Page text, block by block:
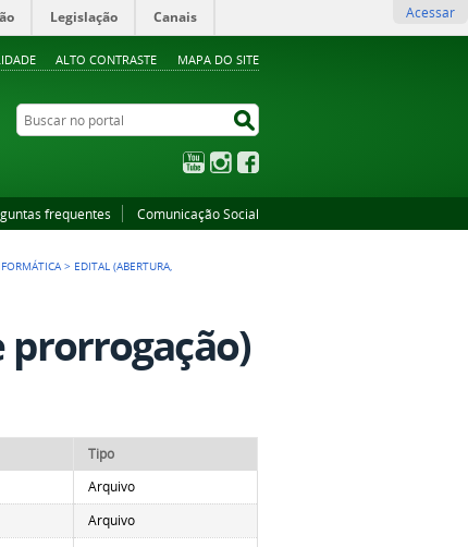
ALTO CONTRASTE MAPA DO SITE
Legislação Canais Acessar
Buscar no portal
YouTubeInstagram
frequentes Comunicação Social
> EDITAL (ABERTURA,
prorrogação)
Tipo
Arquivo
Arquivo